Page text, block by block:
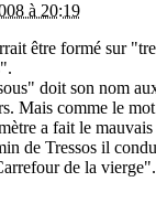
à 20:19
être formé sur
doit son nom
Mais comme le
a fait le
de Tressos il
de la vierge".